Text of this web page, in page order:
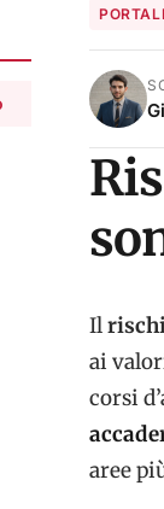
Il
ai
corsi
aree